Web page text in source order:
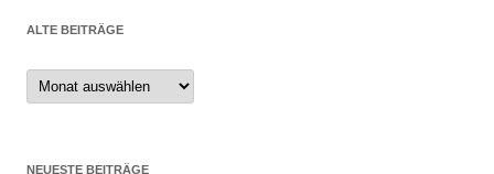
ALTE BEITRÄGE
Alte
Beiträge
NEUESTE BEITRÄGE